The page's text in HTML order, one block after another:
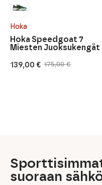
Hoka
175,00€
Alkuperäinen
139,00 €
Nykyinen
Hoka Speedgoat 7
Miesten Juoksukengät
suoraan